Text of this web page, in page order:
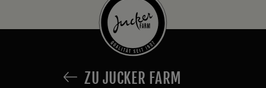
ZU JUCKER FARM